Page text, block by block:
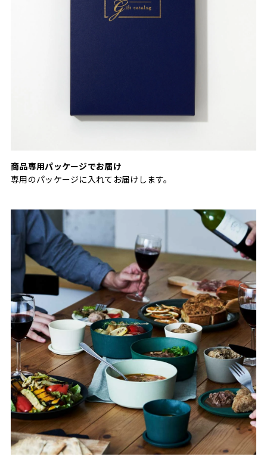
商品専用パッケージでお届け
専用のパッケージに入れてお届けします。